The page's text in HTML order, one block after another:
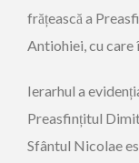
frățească a
Antiohiei, cu care
Ierarhul a
Preasfințitul
Sfântul Nicolae